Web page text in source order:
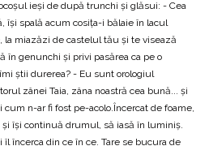
ieși de după trunchi și glăsui: - Cea
își spală acum cosița-i bălaie în lacul
la miazăzi de castelul tău și te visează
în genunchi și privi pasărea ca pe o
știi durerea? - Eu sunt orologiul
zânei Taia, zâna noastră cea bună... și
cum n-ar fi fost pe-acolo.Încercat de foame,
și își continuă drumul, să iasă în luminiș.
încerca din ce în ce. Tare se bucura de